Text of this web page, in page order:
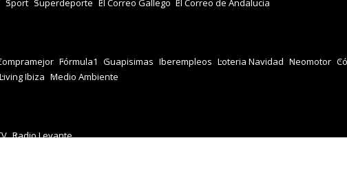
Sport Superdeporte El Correo Gallego El Correo de Andalucia
Fórmula1 Guapisimas Iberempleos Loteria Navidad Neomotor
Living Ibiza Medio Ambiente
Radio Levante